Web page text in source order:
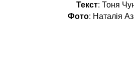
Текст: Тоня
Фото: Наталія